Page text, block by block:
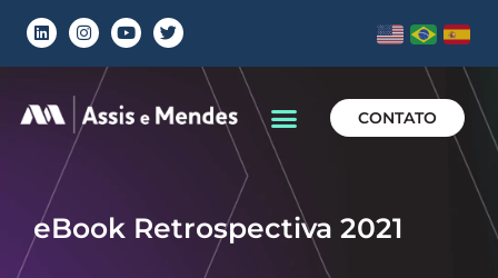
CONTATO
eBook Retrospectiva 2021